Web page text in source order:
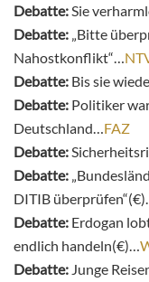
Debatte: Sie
Debatte: „Bitte
Nahostkonflikt“…
Debatte: Bis sie
Debatte: Politiker
Deutschland… FAZ
Debatte:
Debatte:
DITIB überprüfen“(€)…
Debatte: Erdogan
endlich handeln(€)…
Debatte: Junge